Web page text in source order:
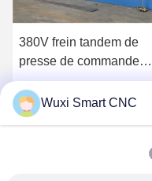
380V frein tandem de
presse de commande
numérique par
de 3 phases pour
l'éclairage Polonais
Obtenez le meilleur prix
Wuxi Smart CNC